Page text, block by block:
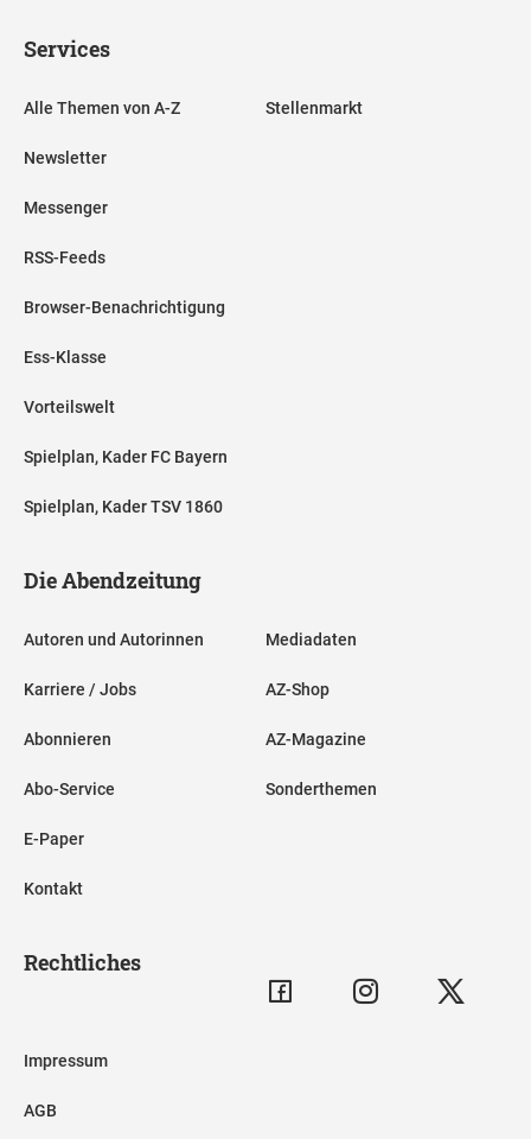
Services
Alle Themen von A-Z
Newsletter
Messenger
RSS-Feeds
Browser-Benachrichtigung
Ess-Klasse
Vorteilswelt
Spielplan, Kader FC Bayern
Spielplan, Kader TSV 1860
Stellenmarkt
Die Abendzeitung
Autoren und Autorinnen
Karriere / Jobs
Abonnieren
Abo-Service
E-Paper
Kontakt
Mediadaten
AZ-Shop
AZ-Magazine
Sonderthemen
Rechtliches
Impressum
AGB